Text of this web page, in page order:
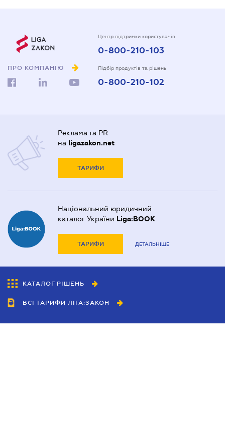
ПРО КОМПАНІЮ
Центр підтримки користувачів
0-800-210-103
Підбір продуктів та рішень
0-800-210-102
Реклама та PR
на ligazakon.net
ТАРИФИ
Національний юридичний
каталог України Liga:BOOK
ТАРИФИ ДЕТАЛЬНІШЕ
КАТАЛОГ РІШЕНЬ
ВСІ ТАРИФИ ЛІГА:ЗАКОН